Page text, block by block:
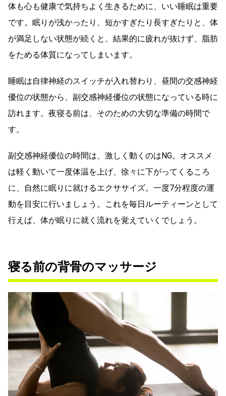
体も心も健康で気持ちよく生きるために、いい睡眠は重要
です。眠りが浅かったり、短かすぎたり長すぎたりと、体
が満足しない状態が続くと、結果的に疲れが抜けず、脂肪
をためる体質になってしまいます。
睡眠は自律神経のスイッチが入れ替わり、昼間の交感神経
優位の状態から、副交感神経優位の状態になっている時に
訪れます。夜寝る前は、そのための大切な準備の時間で
す。
副交感神経優位の時間は、激しく動くのはNG。オススメ
は軽く動いて一度体温を上げ、徐々に下がってくるころ
に、自然に眠りに就けるエクササイズ。一度7分程度の運
動を目安に行いましょう。これを毎日ルーティーンとして
行えば、体が眠りに就く流れを覚えていくでしょう。
寝る前の背骨のマッサージ